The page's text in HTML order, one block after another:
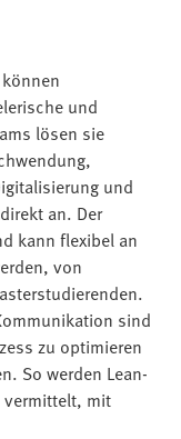
und
lösen sie
und
an. Der
kann flexibel an
von
sind
zu optimieren
So werden Lean-
vermittelt, mit